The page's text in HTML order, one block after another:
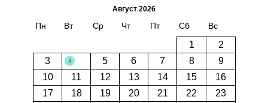
Август 2026
Пн Вт Ср Чт Пт Сб Вс
1
2
3
4 5 6 7 8
9
10
11 12 13 14 15
16
17
18 19 20 21 22
23